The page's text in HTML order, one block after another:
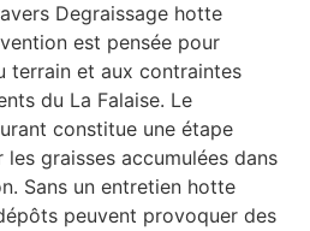
Degraissage hotte
est pensée pour
terrain et aux contraintes
du La Falaise. Le
constitue une étape
graisses accumulées dans
Sans un entretien hotte
peuvent provoquer des